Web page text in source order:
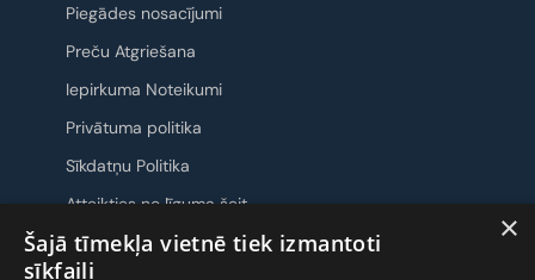
Piegādes nosacījumi
Preču Atgriešana
Iepirkuma Noteikumi
Privātuma politika
Sīkdatņu Politika
Atteikties no līguma šeit
Sazināsimies
×
Šajā tīmekļa vietnē tiek izmantoti
sīkfaili